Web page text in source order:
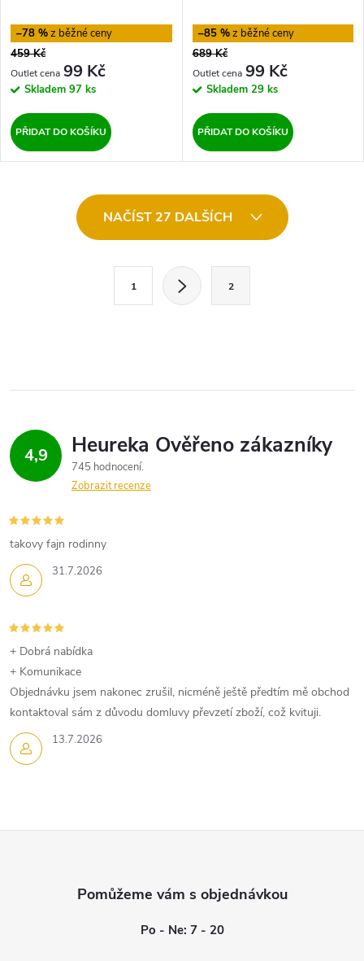
–78 %
459 Kč
99 Kč
Skladem 97 ks
PŘIDAT DO KOŠÍKU
–85 %
689 Kč
99 Kč
Skladem 29 ks
PŘIDAT DO KOŠÍKU
í
p
v
k
y
v
ý
p
i
s
NAČÍST 27 DALŠÍCH
k
v
á
n
1 2
4,9
745 hodnocení
Zobrazit recenze
31.7.2026
takovy fajn rodinny
13.7.2026
+ Dobrá nabídka
+ Komunikace
Objednávku jsem nakonec zrušil, nicméně ještě předtím mě obchod
kontaktoval sám z důvodu domluvy převzetí zboží, což kvituji.